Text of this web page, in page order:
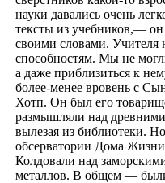
науки давались очень
тексты из учебников,—
своими словами. Учителя
способностям. Мы не
а даже приблизиться к
более-менее вровень с
Хотп. Он был его
размышляли над
вылезая из библиотеки.
обсерватории Дома
Колдовали над
металлов. В общем —